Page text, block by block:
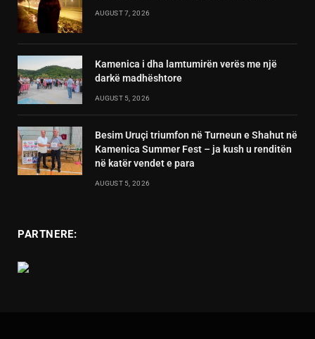
AUGUST 7, 2026
Kamenica i dha lamtumirën verës me një
darkë madhështore
AUGUST 5, 2026
Besim Uruçi triumfon në Turneun e Shahut në
Kamenica Summer Fest – ja kush u renditën
në katër vendet e para
AUGUST 5, 2026
PARTNERE: